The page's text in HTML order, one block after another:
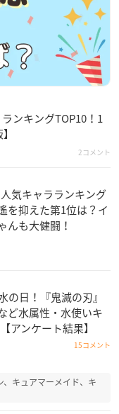
ンキングTOP10！1
2コメント
人気キャラランキング
を抑えた第1位は？イ
んも大健闘！
の日！『鬼滅の刃』
ど水属性・水使いキ
アンケート結果】
15コメント
キュアマーメイド、キ